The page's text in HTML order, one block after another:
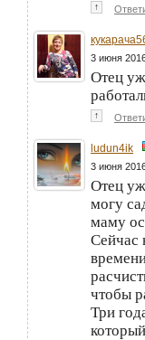
↑
3 июня
Отец
↑
ludun4ik
3 июня
Отец
могу
маму
Сейчас
чтобы
Три